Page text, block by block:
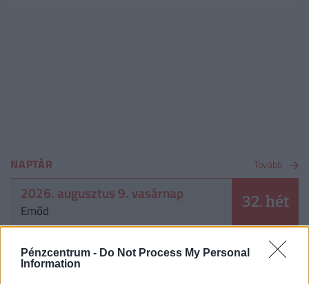
Pénzcentrum - Do Not Process My Personal
Information
NAPTÁR Tovább
2026. augusztus 9. vasárnap
Emőd 32. hét
A világ őslakosainak nemzetközi napja
Augusztus 9.